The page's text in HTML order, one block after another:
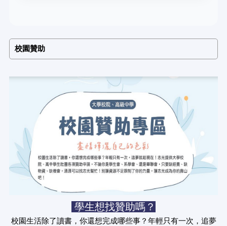
校園贊助
學生想找贊助嗎？
校園生活除了讀書，你還想完成哪些事？年輕只有一次，追夢